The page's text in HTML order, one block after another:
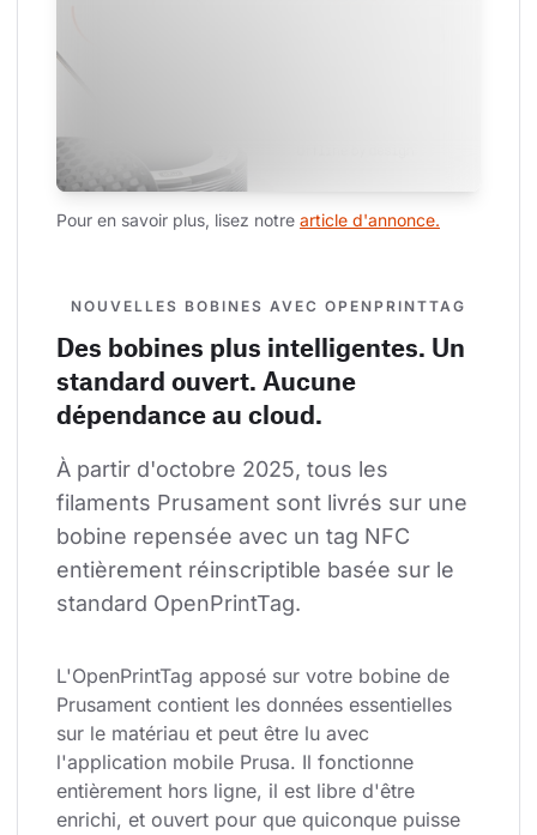
Pour en savoir plus, lisez notre article d'annonce.
NOUVELLES BOBINES AVEC OPENPRINTTAG
Des bobines plus intelligentes. Un
standard ouvert. Aucune
dépendance au cloud.
À partir d'octobre 2025, tous les
filaments Prusament sont livrés sur une
bobine repensée avec un tag NFC
entièrement réinscriptible basée sur le
standard OpenPrintTag.
L'OpenPrintTag apposé sur votre bobine de
Prusament contient les données essentielles
sur le matériau et peut être lu avec
l'application mobile Prusa. Il fonctionne
entièrement hors ligne, il est libre d'être
enrichi, et ouvert pour que quiconque puisse